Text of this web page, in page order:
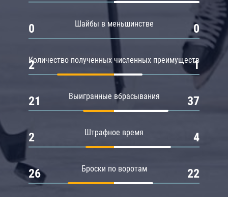
Шайбы в меньшинстве
0 0
Количество полученных численных преимуществ
2 1
Выигранные вбрасывания
21 37
Штрафное время
2 4
Броски по воротам
26 22